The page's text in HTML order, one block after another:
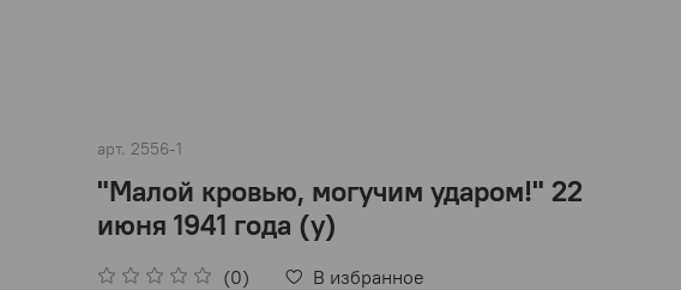
арт. 2556-1
"Малой кровью, могучим ударом!" 22
июня 1941 года (у)
(0) В избранное